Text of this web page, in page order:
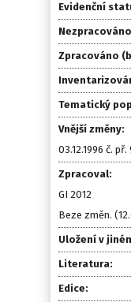
Evidenční
Zpracováno
Tematický
Vnější změny:
03.12.1996 č. př.
Zpracoval:
GI 2012
Beze změn.
Uložení v
Literatura:
Edice: